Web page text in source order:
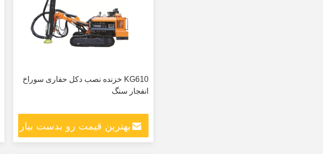
KG610 خزنده نصب دکل حفاری سوراخ
انفجار سنگ
بهترین قیمت رو بدست بیار